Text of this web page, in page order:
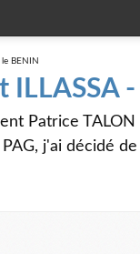
ILLASSA
Patrice
j'ai décidé